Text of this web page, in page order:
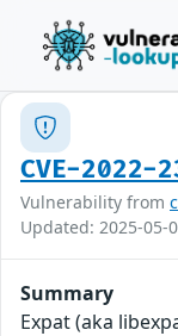
CVE-2022-
Vulnerability from
Updated: 2025-05-
Summary
Expat (aka